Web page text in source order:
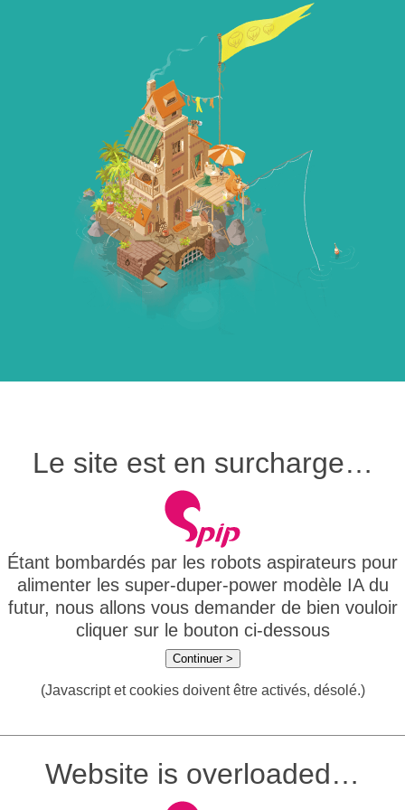
Le site est en surcharge…
Étant bombardés par les robots aspirateurs pour
alimenter les super-duper-power modèle IA du
futur, nous allons vous demander de bien vouloir
cliquer sur le bouton ci-dessous
Continuer >
(Javascript et cookies doivent être activés, désolé.)
Website is overloaded…